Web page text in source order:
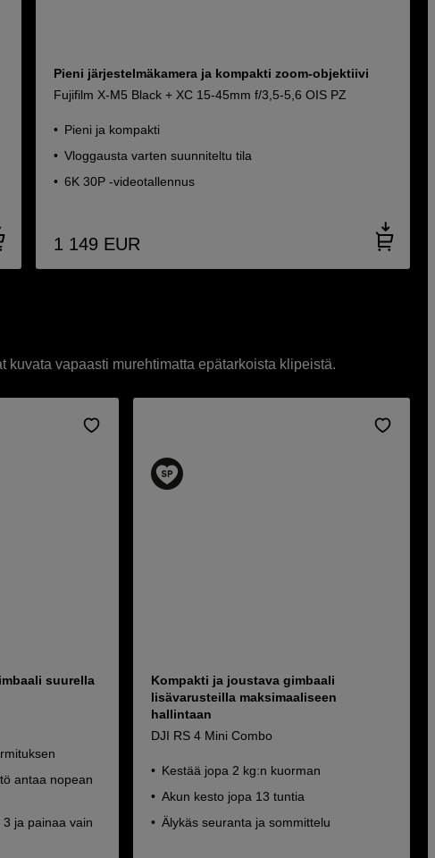
Pieni järjestelmäkamera ja kompakti zoom-objektiivi
Fujifilm X-M5 Black + XC 15-45mm f/3,5-5,6 OIS PZ
Pieni ja kompakti
Vloggausta varten suunniteltu tila
6K 30P -videotallennus
1 149 EUR
vapaasti murehtimatta epätarkoista klipeistä.
suurella
antaa nopean
ja painaa vain
Kompakti ja joustava gimbaali
lisävarusteilla maksimaaliseen
hallintaan
DJI RS 4 Mini Combo
Kestää jopa 2 kg:n kuorman
Akun kesto jopa 13 tuntia
Älykäs seuranta ja sommittelu